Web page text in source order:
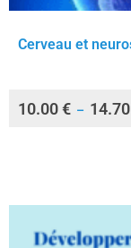
Cerveau et
10.00€ – 14.70